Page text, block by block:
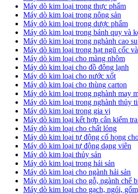
Máy dò kim loại trong thực phẩm
Máy dò kim loại trong nông sản
Máy dò kim loại trong dược phẩm
Máy dò kim loại trong bánh quy và
Máy dò kim loại trong nghành cao su
Máy dò kim loại trong hạt ngũ cốc
Máy dò kim loại cho màng nhôm
Máy dò kim loại cho đồ đông lạnh
Máy dò kim loại cho nước xốt
Máy dò kim loại cho thùng carton
Máy dò kim loại trong nghành may
Máy dò kim loại trong nghành thủy
Máy dò kim loại trong gia vị
Máy dò kim loại kết hợp cân kiểm
Máy dò kim loại cho chất lỏng
Máy dò kim loại tự động cổ họng
Máy dò kim loại tự động dạng viên
Máy dò kim loại thủy sản
Máy dò kim loại trong hải sản
Máy dò kim loại cho ngành hải sản
Máy dò kim loại cho gỗ, ngành chế
Máy dò kim loại cho gạch, ngói,